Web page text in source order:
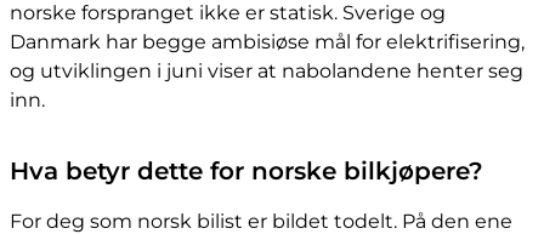
norske forspranget ikke er statisk. Sverige og
Danmark har begge ambisiøse mål for elektrifisering,
og utviklingen i juni viser at nabolandene henter seg
inn.
Hva betyr dette for norske bilkjøpere?
For deg som norsk bilist er bildet todelt. På den ene